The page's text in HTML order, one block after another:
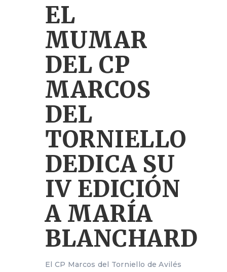
EL
MUMAR
DEL CP
MARCOS
DEL
TORNIELLO
DEDICA SU
IV EDICIÓN
A MARÍA
BLANCHARD
El CP Marcos del Torniello de Avilés